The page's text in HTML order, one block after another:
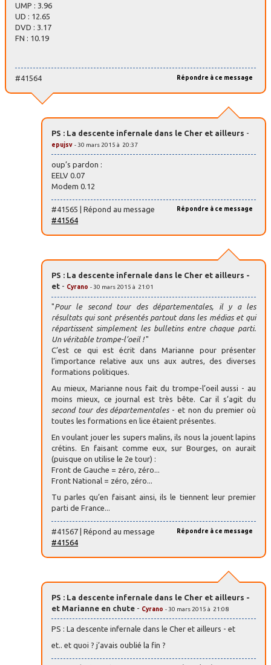
UMP : 3.96
UD : 12.65
DVD : 3.17
FN : 10.19
Répondre à ce message
#41564
PS : La descente infernale dans le Cher et ailleurs -
epujsv - 30 mars 2015 à 20:37
oup’s pardon :
EELV 0.07
Modem 0.12
Répondre à ce message
#41565 | Répond au message
#41564
PS : La descente infernale dans le Cher et ailleurs -
et - Cyrano - 30 mars 2015 à 21:01
"Pour le second tour des départementales, il y a les
résultats qui sont présentés partout dans les médias et qui
répartissent simplement les bulletins entre chaque parti.
Un véritable trompe-l’oeil !"
C’est ce qui est écrit dans Marianne pour présenter
l’importance relative aux uns aux autres, des diverses
formations politiques.
Au mieux, Marianne nous fait du trompe-l’oeil aussi - au
moins mieux, ce journal est très bête. Car il s’agit du
second tour des départementales- et non du premier où
toutes les formations en lice étaient présentes.
En voulant jouer les supers malins, ils nous la jouent lapins
crétins. En faisant comme eux, sur Bourges, on aurait
(puisque on utilise le 2e tour) :
Front de Gauche = zéro, zéro...
Front National = zéro, zéro...
Tu parles qu’en faisant ainsi, ils le tiennent leur premier
parti de France...
Répondre à ce message
#41567 | Répond au message
#41564
PS : La descente infernale dans le Cher et ailleurs -
et Marianne en chute - Cyrano - 30 mars 2015 à 21:08
PS : La descente infernale dans le Cher et ailleurs - et
et.. et quoi ? j’avais oublié la fin ?